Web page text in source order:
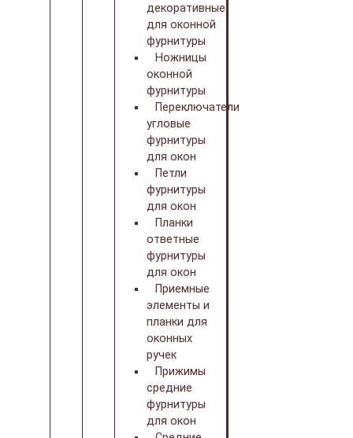
декоративные
для оконной
фурнитуры
Ножницы
оконной
фурнитуры
Переключатели
угловые
фурнитуры
для окон
Петли
фурнитуры
для окон
Планки
ответные
фурнитуры
для окон
Приемные
элементы и
планки для
оконных
ручек
Прижимы
средние
фурнитуры
для окон